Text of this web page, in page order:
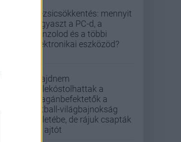
Rezsicsökkentés: mennyit
fogyaszt a PC-d, a
konzolod és a többi
elektronikai eszközöd?
Majdnem
belekóstolhattak a
magánbefektetők a
futball-világbajnokság
üzletébe, de rájuk csapták
az ajtót